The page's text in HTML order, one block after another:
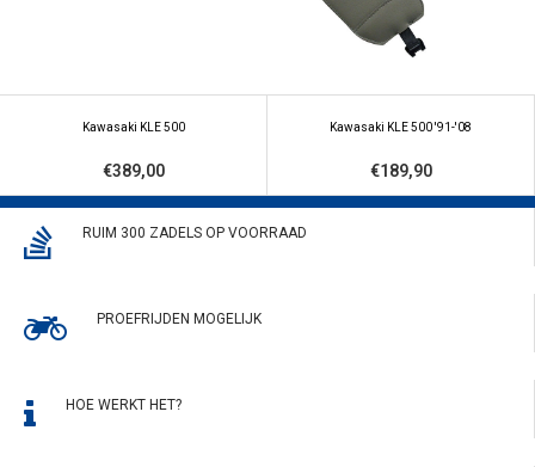
Kawasaki KLE 500
€389,00
Kawasaki KLE 500 '91-'08
€189,90
RUIM 300 ZADELS OP VOORRAAD
PROEFRIJDEN MOGELIJK
HOE WERKT HET?